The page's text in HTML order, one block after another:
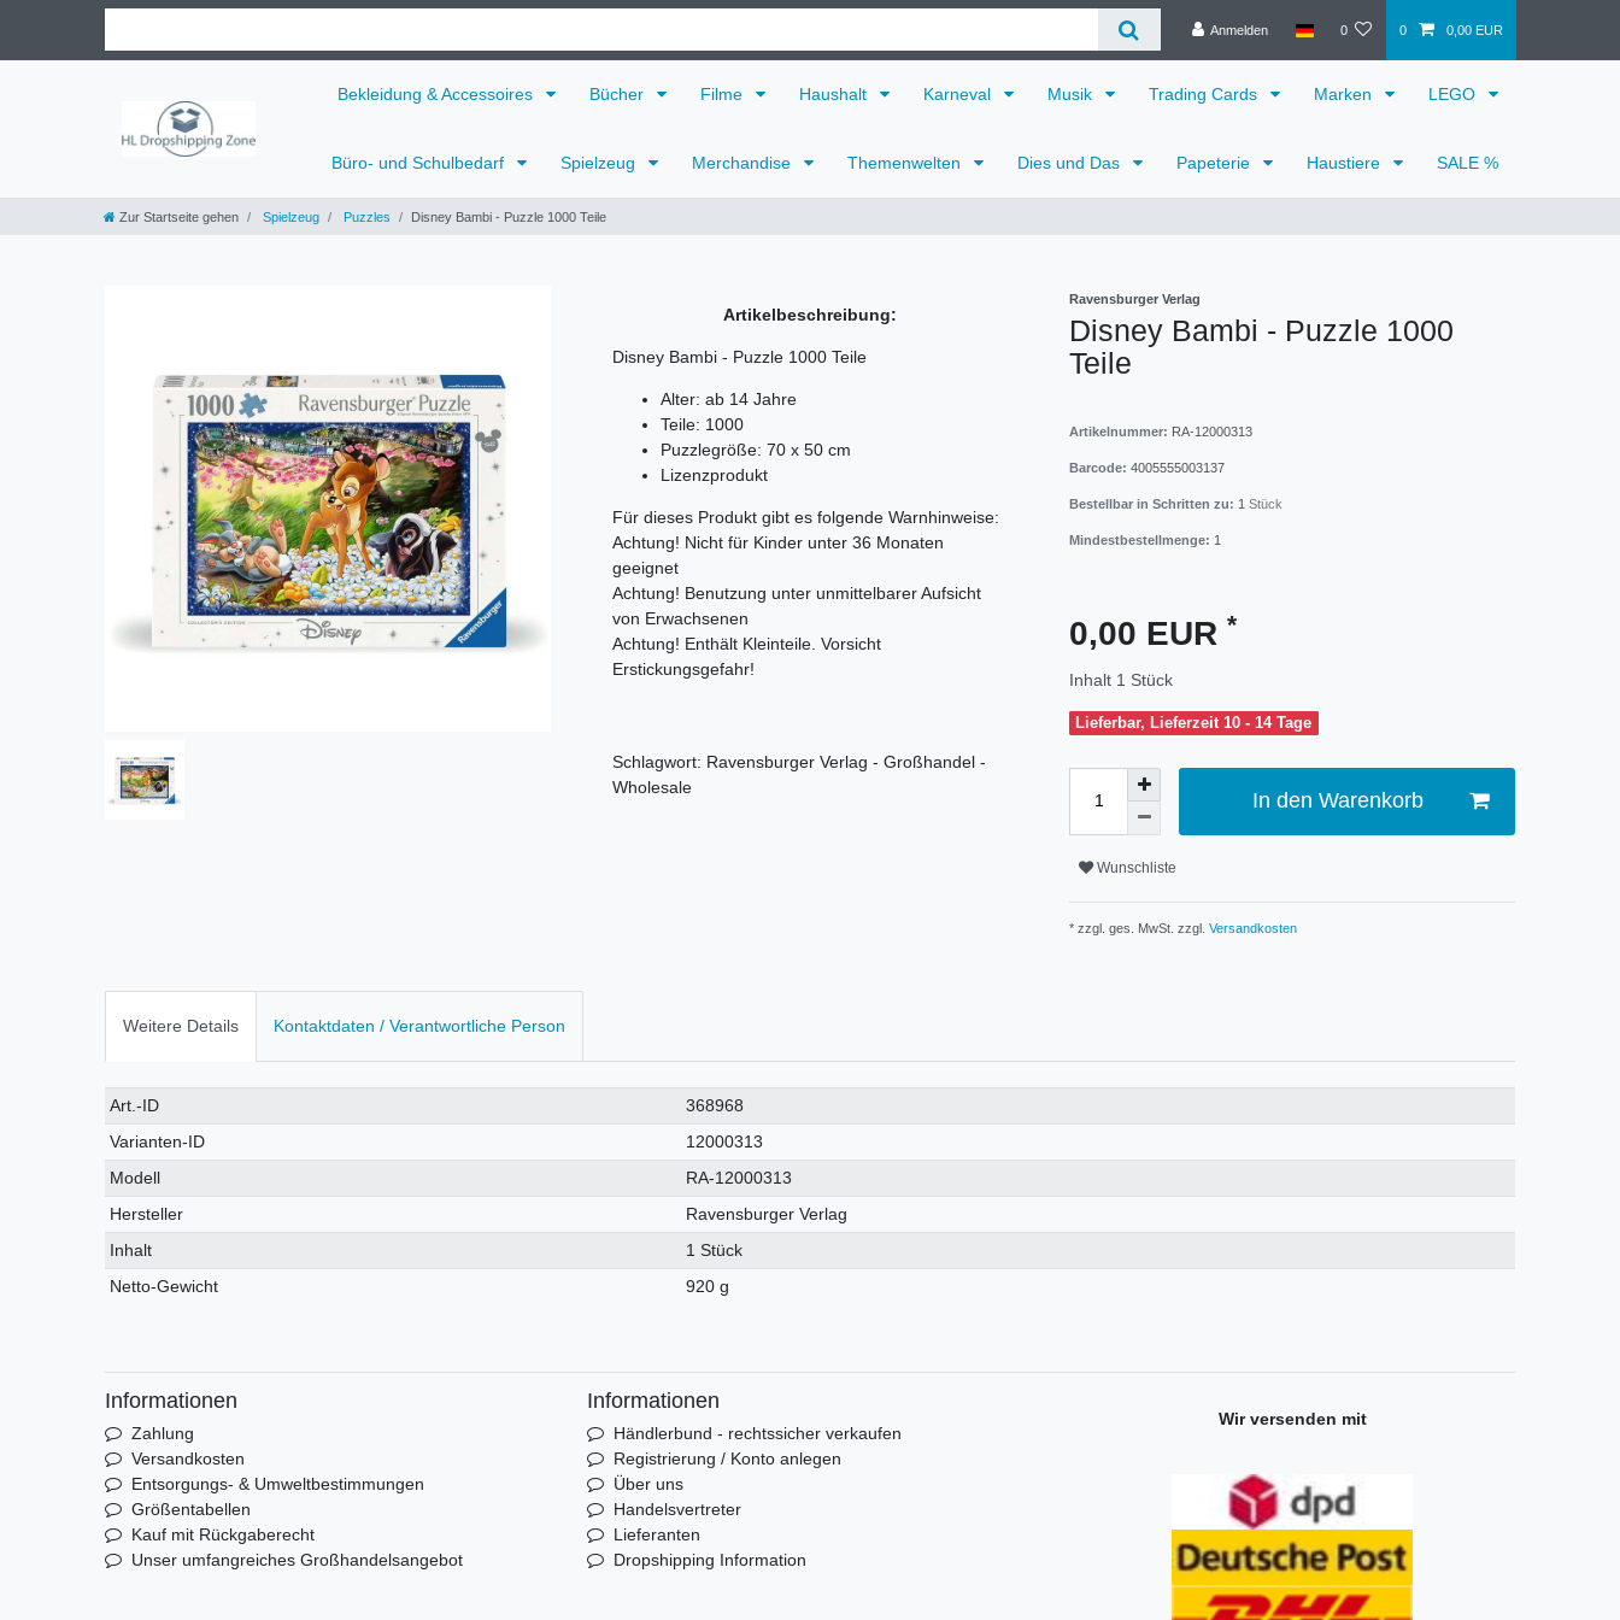
Anmelden 0 0 0,00 EUR
Bekleidung & Accessoires Bücher Filme Haushalt Karneval Musik Trading Cards Marken LEGO
Büro- und Schulbedarf Spielzeug Merchandise Themenwelten Dies und Das Papeterie Haustiere SALE %
Zur Startseite gehen Spielzeug Puzzles Disney Bambi - Puzzle 1000 Teile
Artikelbeschreibung:
Disney Bambi - Puzzle 1000 Teile
Alter: ab 14 Jahre
Teile: 1000
Puzzlegröße: 70 x 50 cm
Lizenzprodukt
Für dieses Produkt gibt es folgende Warnhinweise:
Achtung! Nicht für Kinder unter 36 Monaten
geeignet
Achtung! Benutzung unter unmittelbarer Aufsicht
von Erwachsenen
Achtung! Enthält Kleinteile. Vorsicht
Erstickungsgefahr!
Schlagwort: Ravensburger Verlag - Großhandel -
Wholesale
Ravensburger Verlag
Disney Bambi - Puzzle 1000
Teile
Artikelnummer: RA-12000313
Barcode: 4005555003137
Bestellbar in Schritten zu: 1 Stück
Mindestbestellmenge: 1
0,00 EUR *
Inhalt 1 Stück
Lieferbar, Lieferzeit 10 - 14 Tage
In den Warenkorb
Wunschliste
* zzgl. ges. MwSt. zzgl. Versandkosten
Weitere Details Kontaktdaten / Verantwortliche Person
Technisches
Merkmal
Wert
Art.-ID
368968
Varianten-ID
12000313
Modell
RA-12000313
Hersteller
Ravensburger Verlag
Inhalt
1 Stück
Netto-Gewicht
920 g
Informationen
Zahlung
Versandkosten
Entsorgungs- & Umweltbestimmungen
Größentabellen
Kauf mit Rückgaberecht
Unser umfangreiches Großhandelsangebot
Informationen
Händlerbund - rechtssicher verkaufen
Registrierung / Konto anlegen
Über uns
Handelsvertreter
Lieferanten
Dropshipping Information
Wir versenden mit